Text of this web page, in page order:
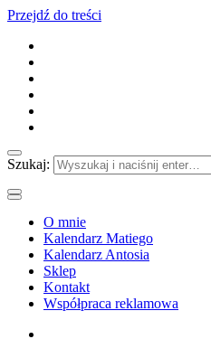
Przejdź do treści
Szukaj:
O mnie
Kalendarz Matiego
Kalendarz Antosia
Sklep
Kontakt
Współpraca reklamowa